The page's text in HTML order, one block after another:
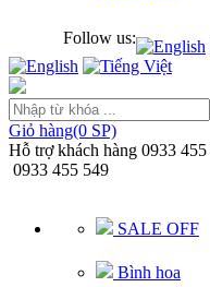
Follow us:
Giỏ hàng(0 SP)
Hỗ trợ khách hàng 0933
0933 455 549
SALE OFF
Bình hoa